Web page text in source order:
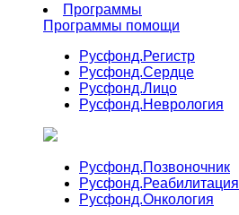
Программы
Программы помощи
Русфонд.Регистр
Русфонд.Сердце
Русфонд.Лицо
Русфонд.Неврология
Русфонд.Позвоночник
Русфонд.Реабилитация
Русфонд.Онкология